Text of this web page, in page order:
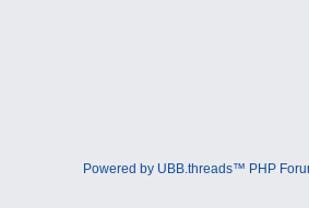
Powered by UBB.threads™ PHP